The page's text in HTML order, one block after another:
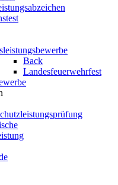
Back
Landesfeuerwehrfest